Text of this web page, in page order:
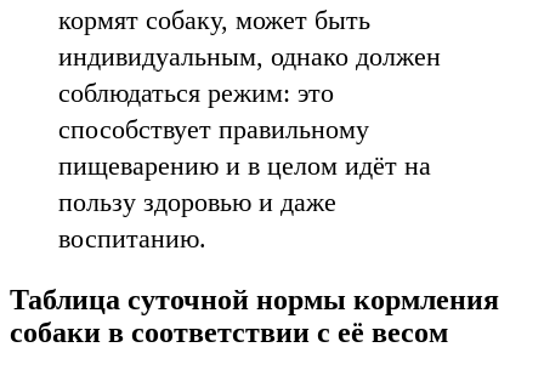
кормят собаку, может быть
индивидуальным, однако должен
соблюдаться режим: это
способствует правильному
пищеварению и в целом идёт на
пользу здоровью и даже
воспитанию.
Таблица суточной нормы кормления
собаки в соответствии с её весом